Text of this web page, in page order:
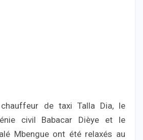
de taxi Talla Dia, le
civil Babacar Dièye et le
Mbengue ont été relaxés au